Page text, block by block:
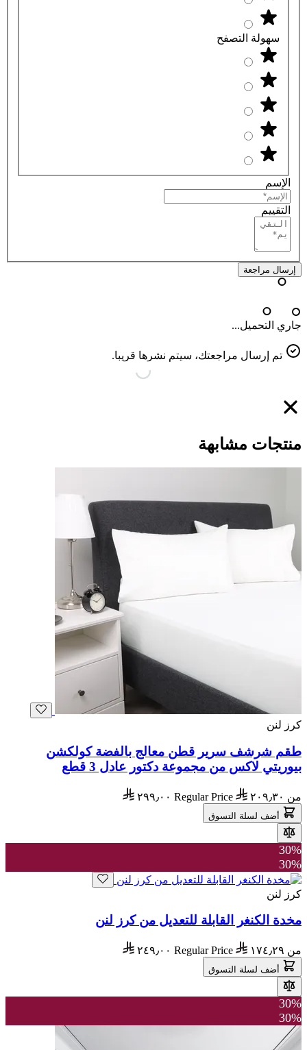
سهولة التصفح
الإسم
التقييم
إرسال مراجعة
جاري التحميل...
تم إرسال مراجعتك، سيتم نشرها قريبا.
منتجات مشابهة
كرز لنن
طقم شرشف سرير قطن معالج بالفضة كولكشن
بيوريتي لاكس من مجموعة دكتور عادل 3 قطع
من ٢٠٩٫٣٠ Regular Price ٢٩٩٫٠٠
أضف لسلة التسوق
30%
30%
كرز لنن
مخدة الكنغر القابلة للتعديل من كرز لنن
من ١٧٤٫٢٩ Regular Price ٢٤٩٫٠٠
أضف لسلة التسوق
30%
30%